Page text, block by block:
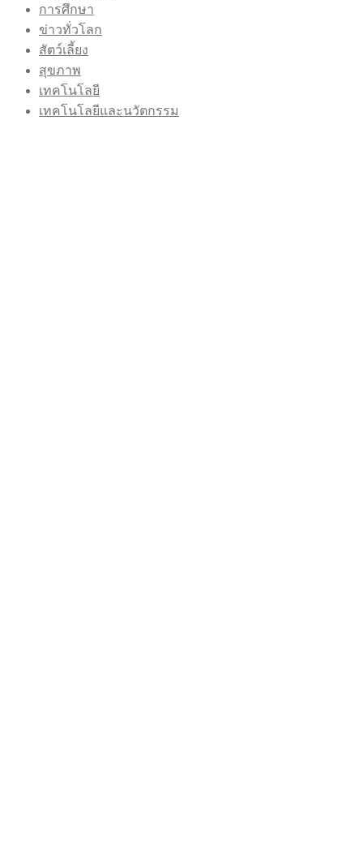
การศึกษา
ข่าวทั่วโลก
สัตว์เลี้ยง
สุขภาพ
เทคโนโลยี
เทคโนโลยีและนวัตกรรม